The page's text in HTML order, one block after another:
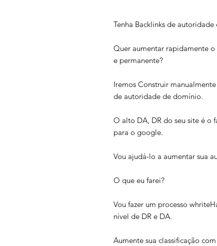
Tenha Backlinks de
Quer aumentar rapidamente o
e permanente?
Iremos Construir
de autoridade de domínio.
O alto DA, DR do seu site é o
para o google.
Vou ajudá-lo a aumentar sua
O que eu farei?
Vou fazer um processo
nível de DR e DA.
Aumente sua classificação